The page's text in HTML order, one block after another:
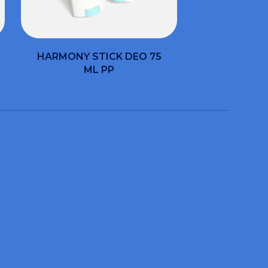
HARMONY STICK DEO 75
ML PP